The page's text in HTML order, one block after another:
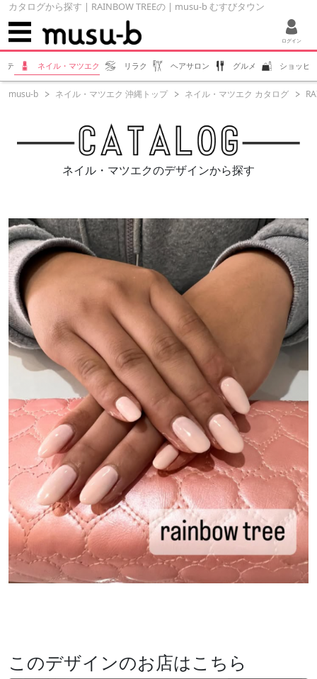
カタログから探す | RAINBOW TREEの | musu-b むすびタウン
ログイン
テ ネイル・マツエク リラク ヘアサロン グルメ ショッピ
musu-b ネイル・マツエク 沖縄トップ ネイル・マツエク カタログ
ネイル・マツエクのデザインから探す
このデザインのお店はこちら